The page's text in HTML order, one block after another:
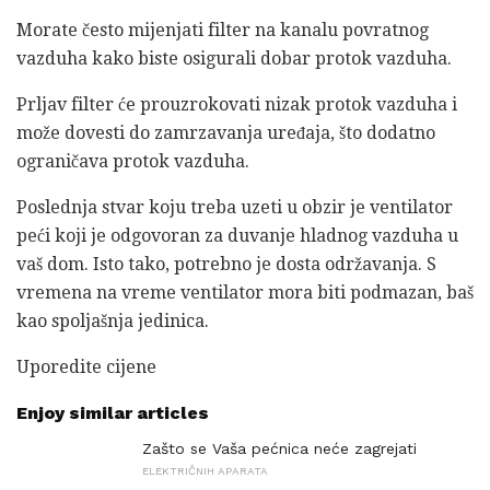
Morate često mijenjati filter na kanalu povratnog
vazduha kako biste osigurali dobar protok vazduha.
Prljav filter će prouzrokovati nizak protok vazduha i
može dovesti do zamrzavanja uređaja, što dodatno
ograničava protok vazduha.
Poslednja stvar koju treba uzeti u obzir je ventilator
peći koji je odgovoran za duvanje hladnog vazduha u
vaš dom. Isto tako, potrebno je dosta održavanja. S
vremena na vreme ventilator mora biti podmazan, baš
kao spoljašnja jedinica.
Uporedite cijene
Enjoy similar articles
Zašto se Vaša pećnica neće zagrejati
ELEKTRIČNIH APARATA